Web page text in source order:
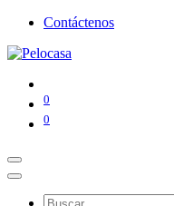
Contáctenos
0
0